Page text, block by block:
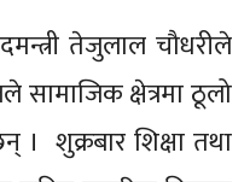
तेजुलाल चौधरीले
सामाजिक क्षेत्रमा ठूलो
। शुक्रबार शिक्षा तथा